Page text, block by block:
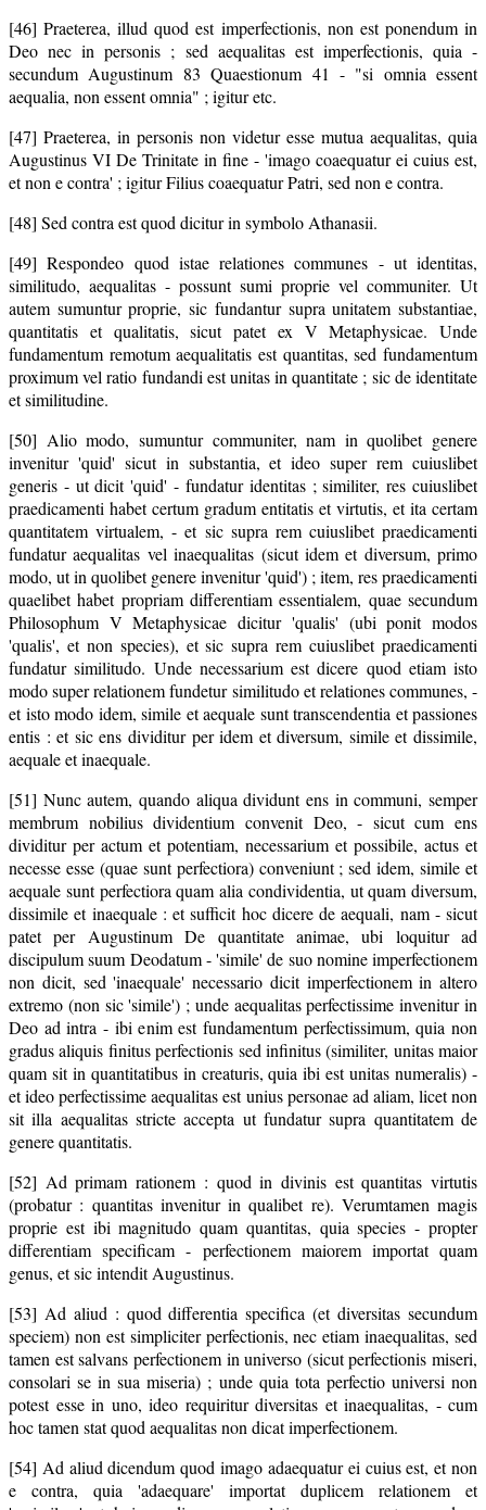
[46] Praeterea, illud quod est imperfectionis, non est ponendum in
Deo nec in personis ; sed aequalitas est imperfectionis, quia -
secundum Augustinum 83 Quaestionum 41 - "si omnia essent
aequalia, non essent omnia" ; igitur etc.
[47] Praeterea, in personis non videtur esse mutua aequalitas, quia
Augustinus VI De Trinitate in fine - 'imago coaequatur ei cuius est,
et non e contra' ; igitur Filius coaequatur Patri, sed non e contra.
[48] Sed contra est quod dicitur in symbolo Athanasii.
[49] Respondeo quod istae relationes communes - ut identitas,
similitudo, aequalitas - possunt sumi proprie vel communiter. Ut
autem sumuntur proprie, sic fundantur supra unitatem substantiae,
quantitatis et qualitatis, sicut patet ex V Metaphysicae. Unde
fundamentum remotum aequalitatis est quantitas, sed fundamentum
proximum vel ratio fundandi est unitas in quantitate ; sic de identitate
et similitudine.
[50] Alio modo, sumuntur communiter, nam in quolibet genere
invenitur 'quid' sicut in substantia, et ideo super rem cuiuslibet
generis - ut dicit 'quid' - fundatur identitas ; similiter, res cuiuslibet
praedicamenti habet certum gradum entitatis et virtutis, et ita certam
quantitatem virtualem, - et sic supra rem cuiuslibet praedicamenti
fundatur aequalitas vel inaequalitas (sicut idem et diversum, primo
modo, ut in quolibet genere invenitur 'quid') ; item, res praedicamenti
quaelibet habet propriam differentiam essentialem, quae secundum
Philosophum V Metaphysicae dicitur 'qualis' (ubi ponit modos
'qualis', et non species), et sic supra rem cuiuslibet praedicamenti
fundatur similitudo. Unde necessarium est dicere quod etiam isto
modo super relationem fundetur similitudo et relationes communes, -
et isto modo idem, simile et aequale sunt transcendentia et passiones
entis : et sic ens dividitur per idem et diversum, simile et dissimile,
aequale et inaequale.
[51] Nunc autem, quando aliqua dividunt ens in communi, semper
membrum nobilius dividentium convenit Deo, - sicut cum ens
dividitur per actum et potentiam, necessarium et possibile, actus et
necesse esse (quae sunt perfectiora) conveniunt ; sed idem, simile et
aequale sunt perfectiora quam alia condividentia, ut quam diversum,
dissimile et inaequale : et sufficit hoc dicere de aequali, nam - sicut
patet per Augustinum De quantitate animae, ubi loquitur ad
discipulum suum Deodatum - 'simile' de suo nomine imperfectionem
non dicit, sed 'inaequale' necessario dicit imperfectionem in altero
extremo (non sic 'simile') ; unde aequalitas perfectissime invenitur in
Deo ad intra - ibi enim est fundamentum perfectissimum, quia non
gradus aliquis finitus perfectionis sed infinitus (similiter, unitas maior
quam sit in quantitatibus in creaturis, quia ibi est unitas numeralis) -
et ideo perfectissime aequalitas est unius personae ad aliam, licet non
sit illa aequalitas stricte accepta ut fundatur supra quantitatem de
genere quantitatis.
[52] Ad primam rationem : quod in divinis est quantitas virtutis
(probatur : quantitas invenitur in qualibet re). Verumtamen magis
proprie est ibi magnitudo quam quantitas, quia species - propter
differentiam specificam - perfectionem maiorem importat quam
genus, et sic intendit Augustinus.
[53] Ad aliud : quod differentia specifica (et diversitas secundum
speciem) non est simpliciter perfectionis, nec etiam inaequalitas, sed
tamen est salvans perfectionem in universo (sicut perfectionis miseri,
consolari se in sua miseria) ; unde quia tota perfectio universi non
potest esse in uno, ideo requiritur diversitas et inaequalitas, - cum
hoc tamen stat quod aequalitas non dicat imperfectionem.
[54] Ad aliud dicendum quod imago adaequatur ei cuius est, et non
e contra, quia 'adaequare' importat duplicem relationem et